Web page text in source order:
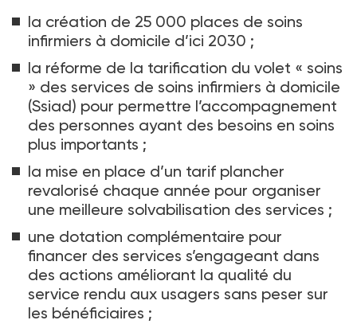
la création de 25 000 places de soins
infirmiers à domicile d’ici 2030 ;
la réforme de la tarification du volet « soins
» des services de soins infirmiers à domicile
(Ssiad) pour permettre l’accompagnement
des personnes ayant des besoins en soins
plus importants ;
la mise en place d’un tarif plancher
revalorisé chaque année pour organiser
une meilleure solvabilisation des services ;
une dotation complémentaire pour
financer des services s’engageant dans
des actions améliorant la qualité du
service rendu aux usagers sans peser sur
les bénéficiaires ;